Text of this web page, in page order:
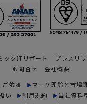
ックITリポート プレスリ
お問合せ
会社概要
ご依頼
マーケ理論と市場
い
利用規約
当社資料